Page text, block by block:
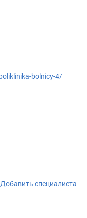
bolnicy-4/
Добавить специалиста